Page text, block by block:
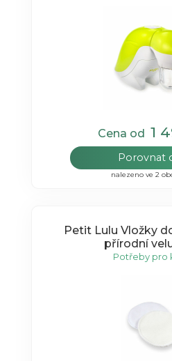
Cena od 1
Porovnat
nalezeno ve 2
Petit Lulu Vložky
přírodní
Potřeby pro